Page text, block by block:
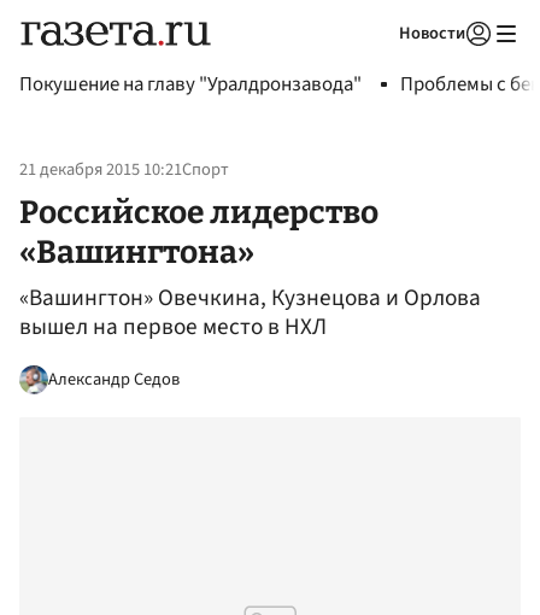
Новости
Покушение на главу "Уралдронзавода" Проблемы с
21 декабря 2015 10:21Спорт
Российское лидерство
«Вашингтона»
«Вашингтон» Овечкина, Кузнецова и Орлова
вышел на первое место в НХЛ
Александр Седов